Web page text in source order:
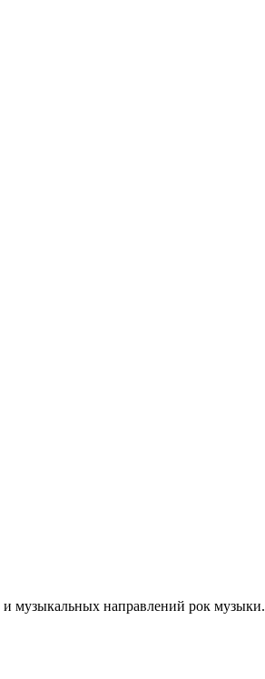
музыкальных направлений рок музыки.